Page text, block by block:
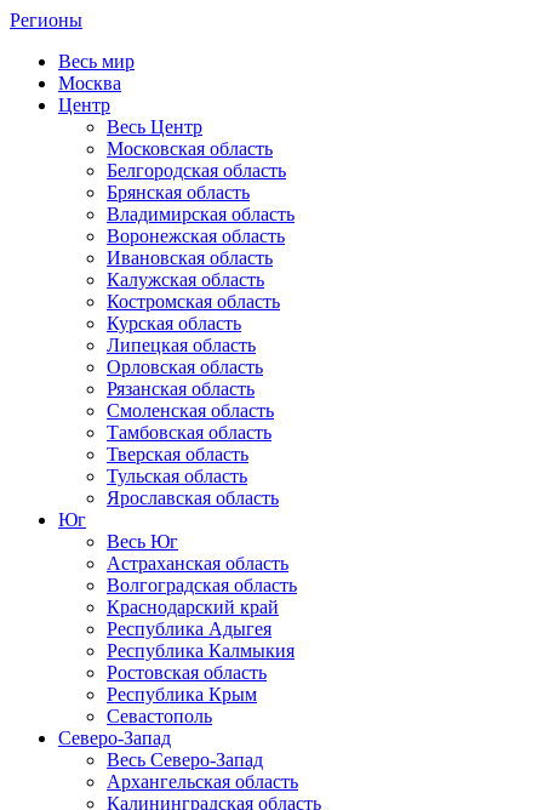
Регионы
Весь мир
Москва
Центр
Весь Центр
Московская область
Белгородская область
Брянская область
Владимирская область
Воронежская область
Ивановская область
Калужская область
Костромская область
Курская область
Липецкая область
Орловская область
Рязанская область
Смоленская область
Тамбовская область
Тверская область
Тульская область
Ярославская область
Юг
Весь Юг
Астраханская область
Волгоградская область
Краснодарский край
Республика Адыгея
Республика Калмыкия
Ростовская область
Республика Крым
Севастополь
Северо-Запад
Весь Северо-Запад
Архангельская область
Калининградская область